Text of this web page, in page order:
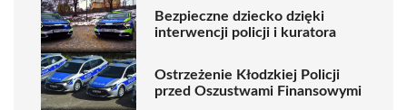
Bezpieczne dziecko dzięki
interwencji policji i kuratora
Ostrzeżenie Kłodzkiej Policji
przed Oszustwami Finansowymi